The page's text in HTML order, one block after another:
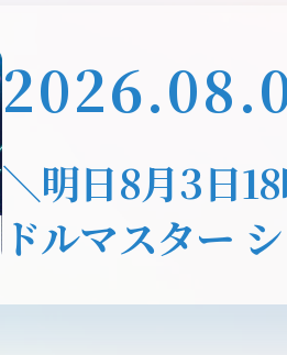
＼明日8月3日
ドルマスター
DMMスクラッ